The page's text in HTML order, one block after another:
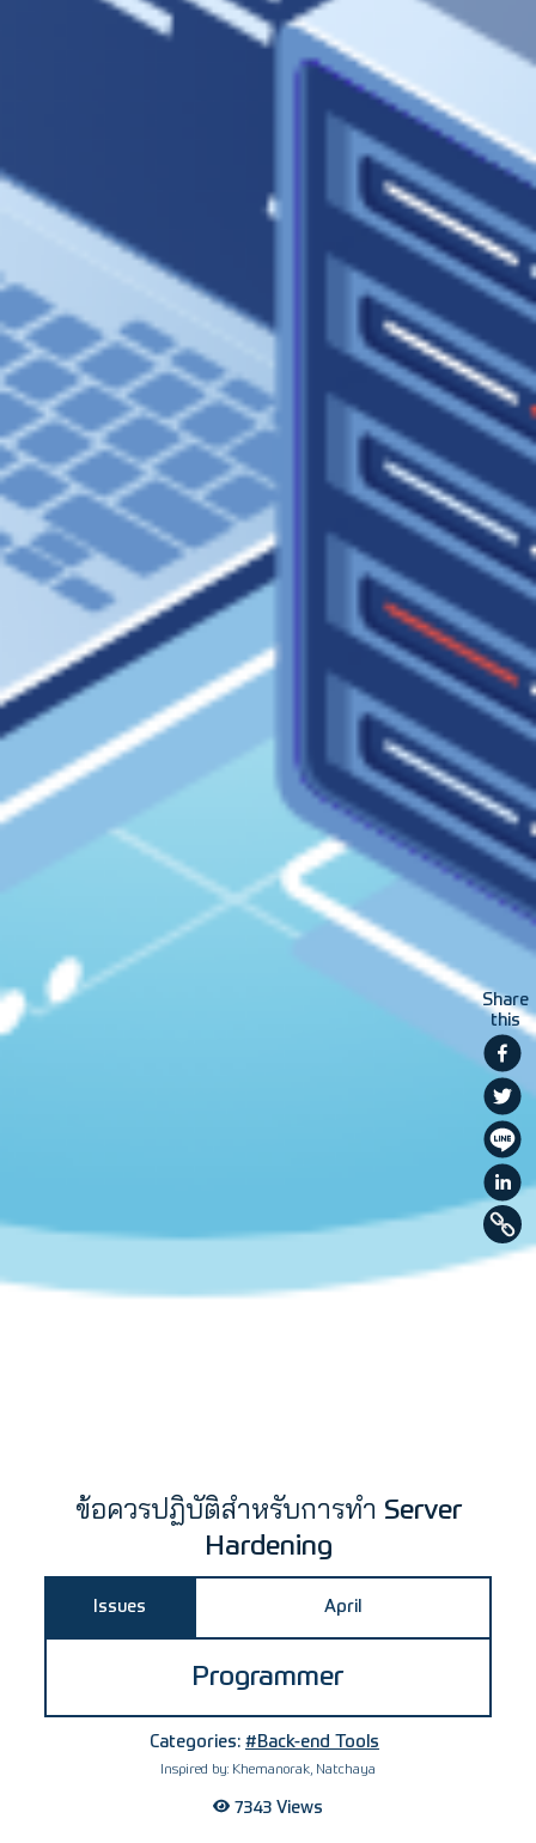
Share
this
ข้อควรปฏิบัติสำหรับการทำ Server
Hardening
Issues April
Programmer
Categories: #Back-end Tools
Inspired by: Khemanorak, Natchaya
7343 Views